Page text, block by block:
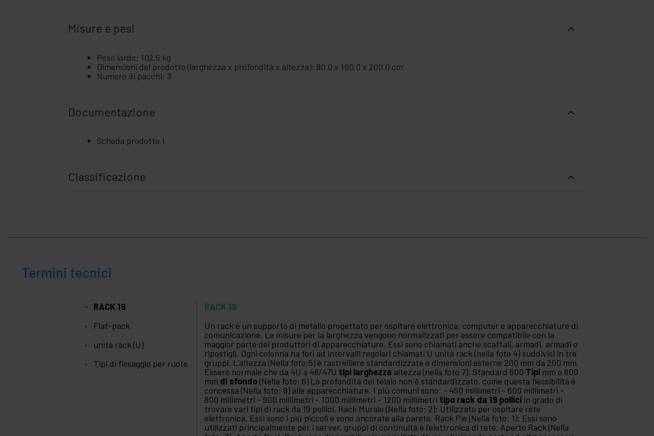
Misure e pesi
Peso lordo: 102.5 kg
Dimensioni del prodotto (larghezza x profondità x altezza): 80.0 x 100.0 x 200.0 cm
Numero di pacchi: 3
Documentazione
Scheda prodotto 1
Classificazione
Termini tecnici
RACK 19
Flat-pack
unità rack (U)
Tipi di fissaggio per ruote
RACK 19
Un rack è un supporto di metallo progettato per ospitare elettronica, computer e apparecchiature di
comunicazione. Le misure per la larghezza vengono normalizzati per essere compatibile con la
maggior parte dei produttori di apparecchiature. Essi sono chiamati anche scaffali, armadi, armadi o
ripostigli. Ogni colonna ha fori ad intervalli regolari chiamati U unità rack (nella foto 4) suddivisi in tre
gruppi. L'altezza (Nella foto:5) è rastrelliere standardizzate e dimensioni esterne 200 mm da 200 mm.
Essere normale che da 4U a 46/47U tipi larghezza altezza (nella foto 7). Standard 600 Tipi mm o 800
mm di sfondo(Nella foto: 6) La profondità del telaio non è standardizzato, come questa flessibilità è
concessa (Nella foto: 8) alle apparecchiature. I più comuni sono: - 450 millimetri - 600 millimetri -
800 millimetri - 900 millimetri - 1000 millimetri - 1200 millimetri tipo rack da 19 pollici in grado di
trovare vari tipi di rack da 19 pollici. Rack Murale (Nella foto: 2): Utilizzato per ospitare rete
elettronica. Essi sono i più piccoli e sono ancorate alla parete. Rack Pie (Nella foto: 1): Essi sono
utilizzati principalmente per i server, gruppi di continuità e l'elettronica di rete. Aperto Rack (Nella